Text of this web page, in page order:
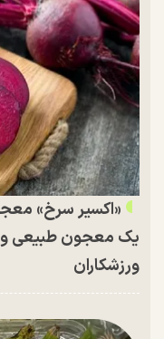
«اکسیر سرخ»
یک معجون طبیعی و
ورزشکاران